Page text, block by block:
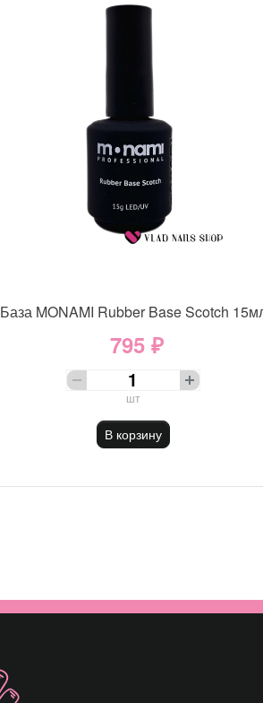
База MONAMI Rubber Base Scotch
795 ₽
шт
В корзину